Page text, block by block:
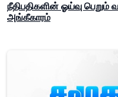
நீதிபதிகளின் ஓய்வு பெறும்
அங்கீகாரம்